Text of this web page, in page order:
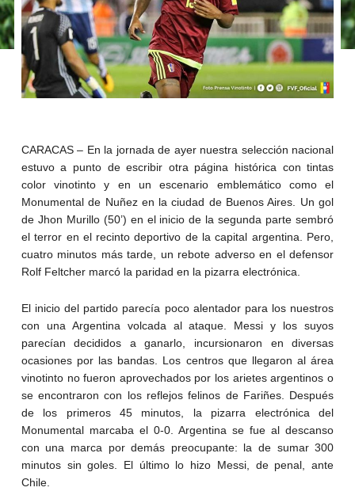
CARACAS – En la jornada de ayer nuestra selección nacional
estuvo a punto de escribir otra página histórica con tintas
color vinotinto y en un escenario emblemático como el
Monumental de Nuñez en la ciudad de Buenos Aires. Un gol
de Jhon Murillo (50’) en el inicio de la segunda parte sembró
el terror en el recinto deportivo de la capital argentina. Pero,
cuatro minutos más tarde, un rebote adverso en el defensor
Rolf Feltcher marcó la paridad en la pizarra electrónica.
El inicio del partido parecía poco alentador para los nuestros
con una Argentina volcada al ataque. Messi y los suyos
parecían decididos a ganarlo, incursionaron en diversas
ocasiones por las bandas. Los centros que llegaron al área
vinotinto no fueron aprovechados por los arietes argentinos o
se encontraron con los reflejos felinos de Fariñes. Después
de los primeros 45 minutos, la pizarra electrónica del
Monumental marcaba el 0-0. Argentina se fue al descanso
con una marca por demás preocupante: la de sumar 300
minutos sin goles. El último lo hizo Messi, de penal, ante
Chile.